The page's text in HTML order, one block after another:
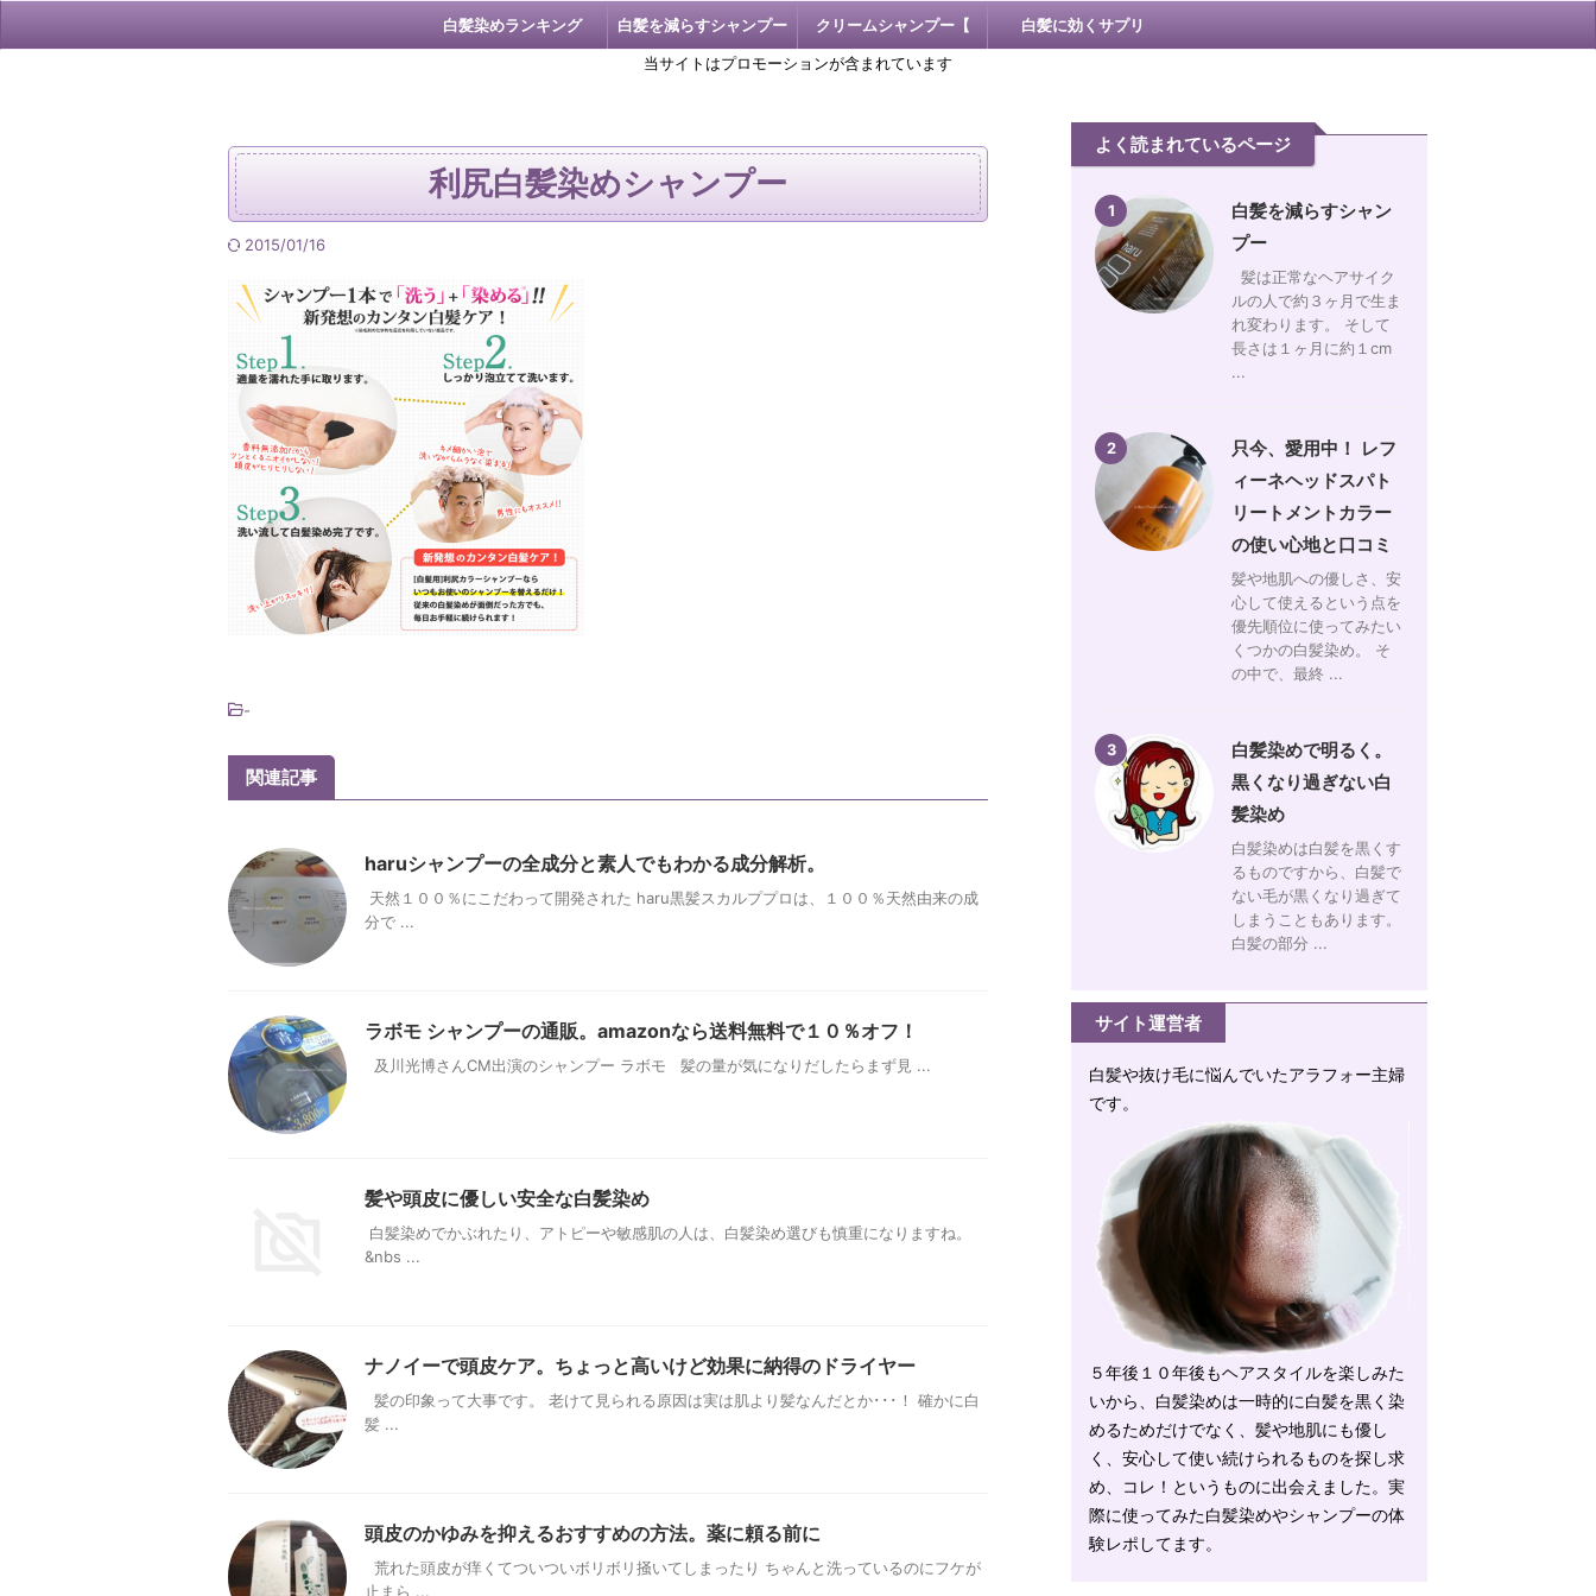
白髪染めランキング 白髪を減らすシャンプー クリームシャンプー【
KAMIKA 】
白髪に効くサプリ
当サイトはプロモーションが含まれています
利尻白髪染めシャンプー
2015/01/16
-
関連記事
haruシャンプーの全成分と素人でもわかる成分解析。
天然１００％にこだわって開発された haru黒髪スカルププロは、１００％天然由来の成
分で ...
ラボモ シャンプーの通販。amazonなら送料無料で１０％オフ！
及川光博さんCM出演のシャンプー ラボモ 髪の量が気になりだしたらまず見 ...
髪や頭皮に優しい安全な白髪染め
白髪染めでかぶれたり、アトピーや敏感肌の人は、白髪染め選びも慎重になりますね。
&nbs ...
ナノイーで頭皮ケア。ちょっと高いけど効果に納得のドライヤー
髪の印象って大事です。 老けて見られる原因は実は肌より髪なんだとか･･･！ 確かに白
髪 ...
頭皮のかゆみを抑えるおすすめの方法。薬に頼る前に
荒れた頭皮が痒くてついついボリボリ掻いてしまったり ちゃんと洗っているのにフケが
止まら ...
よく読まれているページ
1
白髪を減らすシャン
プー
髪は正常なヘアサイク
ルの人で約３ヶ月で生ま
れ変わります。 そして
長さは１ヶ月に約１cm
...
2
只今、愛用中！ レフ
ィーネヘッドスパト
リートメントカラー
の使い心地と口コミ
髪や地肌への優しさ、安
心して使えるという点を
優先順位に使ってみたい
くつかの白髪染め。 そ
の中で、最終 ...
3
白髪染めで明るく。
黒くなり過ぎない白
髪染め
白髪染めは白髪を黒くす
るものですから、白髪で
ない毛が黒くなり過ぎて
しまうこともあります。
白髪の部分 ...
サイト運営者
白髪や抜け毛に悩んでいたアラフォー主婦
です。
５年後１０年後もヘアスタイルを楽しみた
いから、白髪染めは一時的に白髪を黒く染
めるためだけでなく、髪や地肌にも優し
く、安心して使い続けられるものを探し求
め、コレ！というものに出会えました。実
際に使ってみた白髪染めやシャンプーの体
験レポしてます。